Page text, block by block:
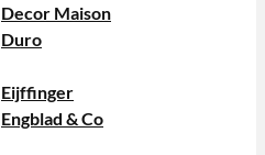
Decor Maison
Duro
Eijffinger
Engblad & Co